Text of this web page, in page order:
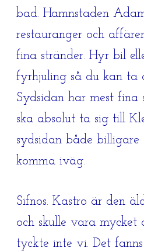
bad. Hamnstaden
restauranger och
fina stränder. Hyr bil
fyrhjuling så du kan ta
Sydsidan har mest fina
ska absolut ta sig till
sydsidan både
komma iväg.
Sifnos. Kastro är den
och skulle vara mycket
tyckte inte vi. Det